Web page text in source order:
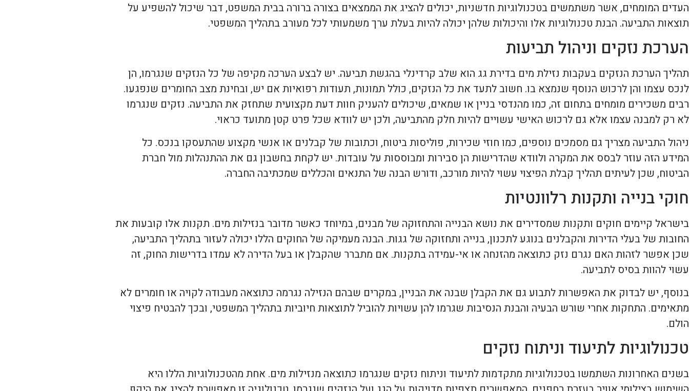
העדים המומחים, אשר משתמשים בטכנולוגיות חדשניות, יכולים להציג את הממצאים בצורה ברורה בבית המשפט, דבר שיכול להשפיע על
תוצאות התביעה. הבנת טכנולוגיות אלו והיכולות שלהן יכולה להיות בעלת ערך משמעותי לכל מעורב בתהליך המשפטי.
הערכת נזקים וניהול תביעות
תהליך הערכת הנזקים בעקבות נזילת מים בדירת גג הוא שלב קרדינלי בהגשת תביעה. יש לבצע הערכה מקיפה של כל הנזקים שנגרמו, הן
לנכס עצמו והן לרכוש הנוסף שנמצא בו. חשוב לתעד את כל הנזקים, כולל תמונות, תעודות רפואיות אם יש, ובחינת מצב החומרים שנפגעו.
רבים משכירים מומחים בתחום זה, כמו מהנדסי בניין או שמאים, שיכולים להעניק חוות דעת מקצועית שתחזק את התביעה. נזקים שנגרמו
לא רק למבנה עצמו אלא גם לרכוש האישי עשויים להיות חלק מהתביעה, ולכן יש לוודא שכל פרט קטן מתועד כראוי.
ניהול התביעה מצריך גם מסמכים נוספים, כמו חוזי שכירות, פוליסות ביטוח, וכתובות של קבלנים או אנשי מקצוע שהתעסקו בנכס. כל
המידע הזה עוזר לבסס את המקרה ולוודא שהדרישות הן סבירות ומבוססות על עובדות. יש לקחת בחשבון גם את ההתנהלות מול חברת
הביטוח, שכן לעיתים תהליך קבלת הפיצוי עשוי להיות מורכב, ודורש הבנה של התנאים והכללים שמכתיבה החברה.
חוקי בנייה ותקנות רלוונטיות
בישראל קיימים חוקים ותקנות שמסדירים את נושא הבנייה והתחזוקה של מבנים, במיוחד כאשר מדובר בנזילות מים. תקנות אלו קובעות את
החובות של בעלי הדירות והקבלנים בנוגע לתכנון, בנייה ותחזוקה של גגות. הבנה מעמיקה של החוקים הללו יכולה לעזור בתהליך התביעה,
שכן אפשר לזהות האם נגרם נזק כתוצאה מהזנחה או אי-עמידה בתקנות. אם מתברר שהקבלן או בעל הדירה לא עמדו בדרישות החוק, זה
עשוי להוות בסיס לתביעה.
בנוסף, יש לבדוק את האפשרות לתבוע גם את הקבלן שבנה את הבניין, במקרים שבהם הנזילה נגרמה כתוצאה מעבודה לקויה או חומרים לא
מתאימים. התחקות אחרי שורש הבעיה והבנת הנסיבות שגרמו להן עשויות להוביל לתוצאות חיוביות בתהליך המשפטי, ובכך להבטיח פיצוי
הולם.
טכנולוגיות לתיעוד וניתוח נזקים
בשנים האחרונות השתמשו בטכנולוגיות מתקדמות לתיעוד וניתוח נזקים שנגרמו כתוצאה מנזילות מים. אחת מהטכנולוגיות הללו היא